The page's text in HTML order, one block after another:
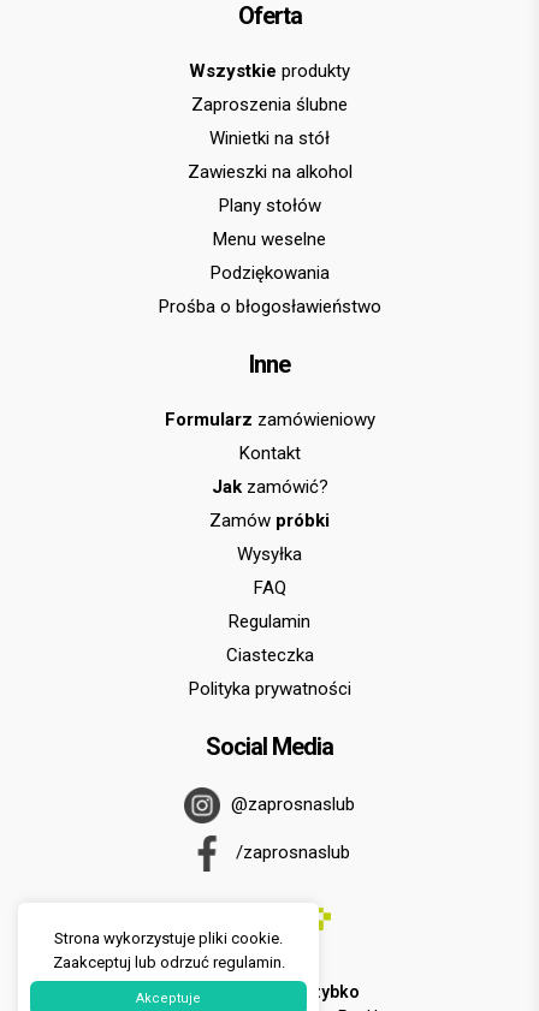
Oferta
Wszystkie produkty
Zaproszenia ślubne
Winietki na stół
Zawieszki na alkohol
Plany stołów
Menu weselne
Podziękowania
Prośba o błogosławieństwo
Inne
Formularz zamówieniowy
Kontakt
Jakzamówić?
Zamów próbki
Wysyłka
FAQ
Regulamin
Ciasteczka
Polityka prywatności
Social Media
@zaprosnaslub
/zaprosnaslub
U nas zapłacisz
szybko
Strona wykorzystuje pliki cookie.
Zaakceptuj lub odrzuć regulamin.
Akceptuje